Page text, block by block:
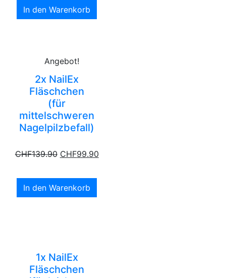
In den Warenkorb
Angebot!
2x NailEx
Fläschchen
(für
mittelschweren
Nagelpilzbefall)
CHF139.90 CHF99.90
In den Warenkorb
1x NailEx
Fläschchen